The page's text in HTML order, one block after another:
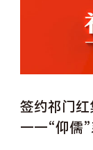
签约祁门
——“仰儒”